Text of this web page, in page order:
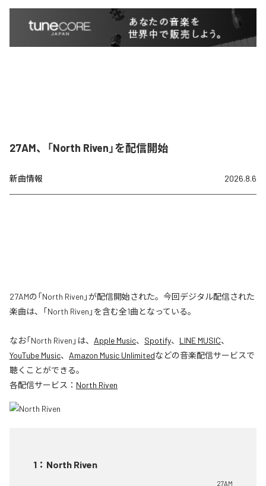
27AM、「North Riven」を配信開始
新曲情報 2026.8.6
27AMの「North Riven」が配信開始された。今回デジタル配信された
楽曲は、「North Riven」を含む全1曲となっている。
なお「North Riven 」は、 Apple Music、 Spotify、 LINE MUSIC、
YouTube Music、 Amazon Music Unlimitedなどの音楽配信サービスで
聴くことができる。
各配信サービス： North Riven
1 ： North Riven
27AM